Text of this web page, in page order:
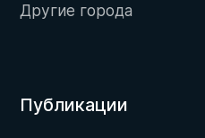
Другие города
Публикации